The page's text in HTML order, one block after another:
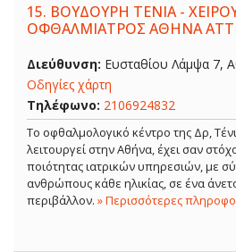
15. ΒΟΥΔΟΥΡΗ ΤΕΝΙΑ -
ΟΦΘΑΛΜΙΑΤΡΟΣ ΑΘΗΝΑ
Διεύθυνση: Ευσταθίου Λάμψα 7,
Οδηγίες χάρτη
Τηλέφωνο: 2106924832
Το οφθαλμολογικό κέντρο της Δρ,
λειτουργεί στην Αθήνα, έχει σαν
ποιότητας ιατρικών υπηρεσιών, με
ανθρώπους κάθε ηλικίας, σε ένα
περιβάλλον. » Περισσότερες